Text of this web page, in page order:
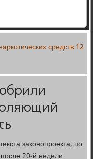
средств 12
законопроекта, по
20-й недели